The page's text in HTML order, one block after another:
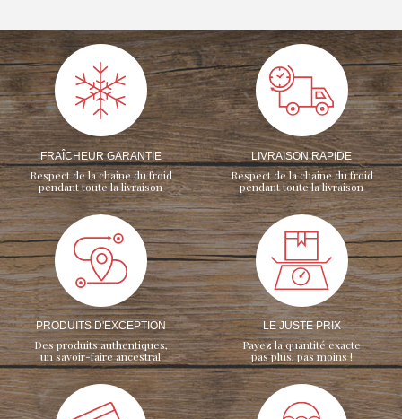
FRAÎCHEUR GARANTIE
Respect de la chaine du froid
pendant toute la livraison
LIVRAISON RAPIDE
Respect de la chaine du froid
pendant toute la livraison
PRODUITS D'EXCEPTION
Des produits authentiques,
un savoir-faire ancestral
LE JUSTE PRIX
Payez la quantité exacte
pas plus, pas moins !